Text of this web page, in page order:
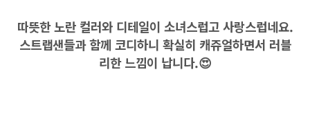
따뜻한 노란 컬러와 디테일이 소녀스럽고 사랑스럽네요.
스트랩샌들과 함께 코디하니 확실히 캐쥬얼하면서 러블
리한 느낌이 납니다.😍